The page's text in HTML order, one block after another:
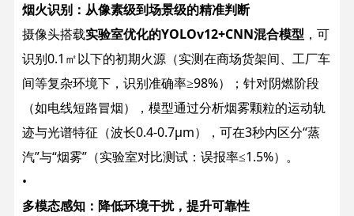
烟火识别：从像素级到场景级的精准判断
摄像头搭载实验室优化的YOLOv12+CNN混合模型 ，可
识别0.1㎡以下的初期火源（实测在商场货架间、工厂车
间等复杂环境下，识别准确率≥98%）；针对阴燃阶段
（如电线短路冒烟），模型通过分析烟雾颗粒的运动轨
迹与光谱特征（波长0.4-0.7μm），可在3秒内区分“蒸
汽”与“烟雾”（实验室对比测试：误报率≤1.5%）。
•
多模态感知：降低环境干扰，提升可靠性